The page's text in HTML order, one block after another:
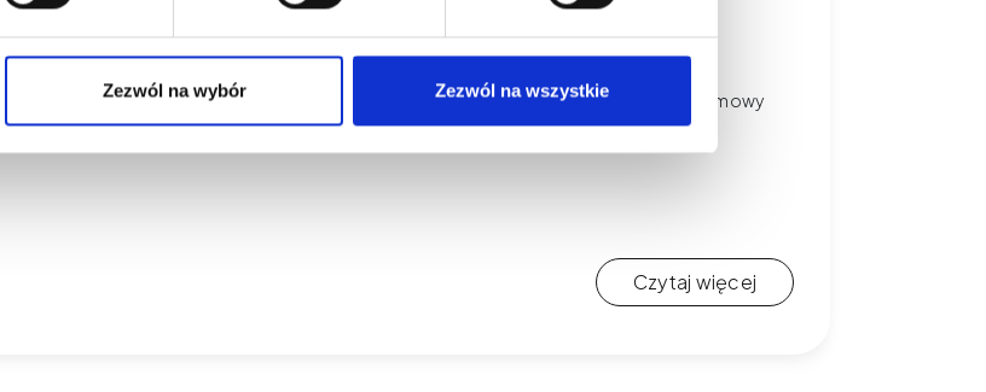
Zezwól na wybór Zezwól na wszystkie
Trudne klientki w PMU – jak reagować, zadatek, odmowa i
negatywne opinie
Dowiedz się, jak radzić sobie z trudnymi klientkami w PMU. Poznaj zasady zadatków, odmowy
zabiegu, reagowania na negatywne opinie i wyznaczania granic.
Czytaj więcej